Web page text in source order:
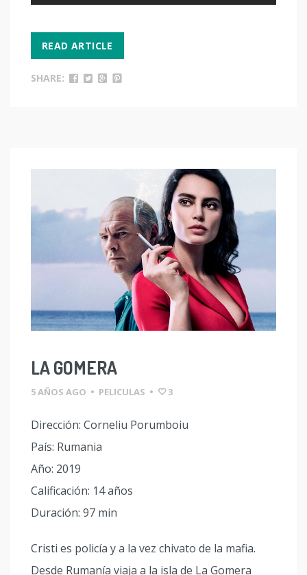
READ ARTICLE
SHARE:
LA GOMERA
5 AÑOS AGO • PELICULAS • 3
Dirección: Corneliu Porumboiu
País: Rumania
Año: 2019
Calificación: 14 años
Duración: 97 min
Cristi es policía y a la vez chivato de la mafia.
Desde Rumanía viaja a la isla de La Gomera